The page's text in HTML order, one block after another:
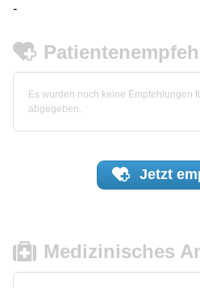
-
Es wurden noch keine Empfehlungen
abgegeben.
Jetzt
Medizinisches